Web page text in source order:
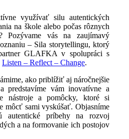
využívať silu autentických
na škole alebo počas rôznych
Pozývame vás na zaujímavý
– Sila storytellingu, ktorý
GLAFKA v spolupráci s
Listen – Reflect – Change.
ako priblížiť aj náročnejšie
predstavíme vám inovatívne a
nástroje a pomôcky, ktoré si
môcť sami vyskúšať. Objasníme
príbehy na rozvoj
a na formovanie ich postojov